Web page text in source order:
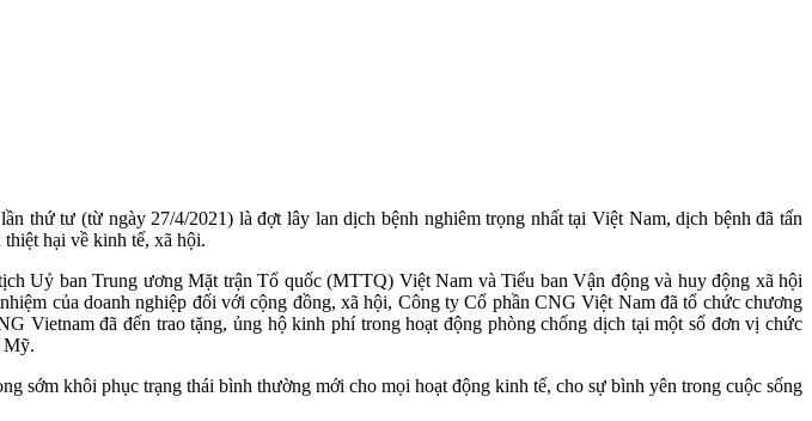
thứ tư (từ ngày 27/4/2021) là đợt lây lan dịch bệnh nghiêm trọng nhất tại Việt Nam, dịch bệnh đã tấn
hại về kinh tế, xã hội.
Uỷ ban Trung ương Mặt trận Tổ quốc (MTTQ) Việt Nam và Tiểu ban Vận động và huy động xã hội
của doanh nghiệp đối với cộng đồng, xã hội, Công ty Cổ phần CNG Việt Nam đã tổ chức chương
Vietnam đã đến trao tặng, ủng hộ kinh phí trong hoạt động phòng chống dịch tại một số đơn vị chức
Mỹ.
sớm khôi phục trạng thái bình thường mới cho mọi hoạt động kinh tế, cho sự bình yên trong cuộc sống